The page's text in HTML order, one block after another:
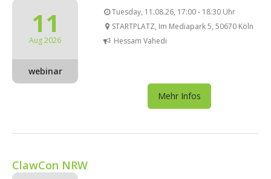
11
Aug 2026
webinar
Tuesday, 11.08.26, 17:00 - 18:30 Uhr
STARTPLATZ, Im Mediapark 5, 50670 Köln
Hessam Vahedi
Mehr Infos
ClawCon NRW